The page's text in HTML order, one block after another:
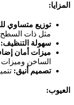
المزايا:
توزيع متساوي
مثل ذات السطح
سهولة التنظيف:
ميزات أمان
الساخن
تصميم أنيق:
العيوب: